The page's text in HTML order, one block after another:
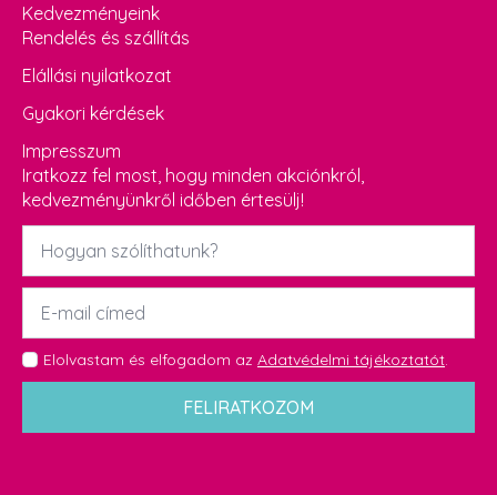
Kedvezményeink
Rendelés és szállítás
Elállási nyilatkozat
Gyakori kérdések
Impresszum
Iratkozz fel most, hogy minden akciónkról,
kedvezményünkről időben értesülj!
Név
Email
GDPR
*
Elolvastam és elfogadom az Adatvédelmi tájékoztatót.
FELIRATKOZOM